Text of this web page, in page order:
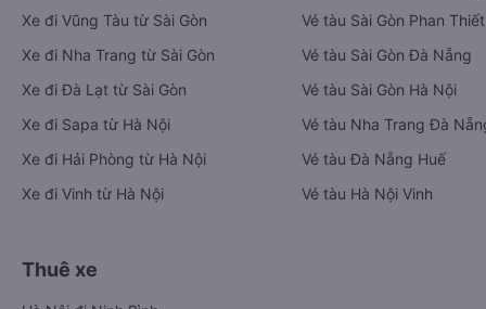
Xe đi Vũng Tàu từ Sài Gòn
Xe đi Nha Trang từ Sài Gòn
Xe đi Đà Lạt từ Sài Gòn
Xe đi Sapa từ Hà Nội
Xe đi Hải Phòng từ Hà Nội
Xe đi Vinh từ Hà Nội
Vé tàu Sài Gòn Phan Thiết
Vé tàu Sài Gòn Đà Nẵng
Vé tàu Sài Gòn Hà Nội
Vé tàu Nha Trang Đà
Vé tàu Đà Nẵng Huế
Vé tàu Hà Nội Vinh
Thuê xe